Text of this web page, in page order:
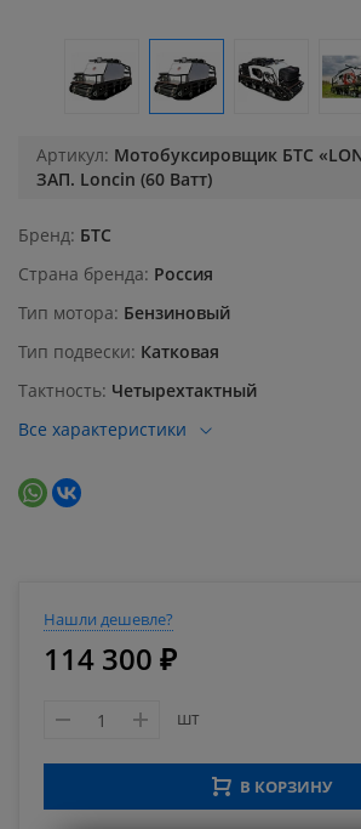
Артикул: Мотобуксировщик БТС
ЗАП. Loncin (60 Ватт)
Бренд БТС
Страна бренда Россия
Тип мотора Бензиновый
Тип подвески Катковая
Тактность Четырехтактный
Все характеристики
Нашли дешевле?
114 300 ₽
шт
В КОРЗИНУ